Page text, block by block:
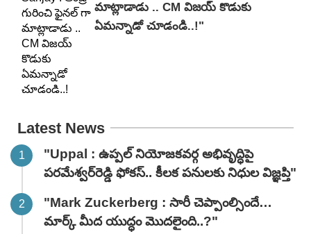
మాట్లాడాడు .. CM విజయ్ కొడుకు
ఏమన్నాడో చూడండి..!"
Latest News
"Uppal : ఉప్పల్ నియోజకవర్గ అభివృద్ధిపై
పరమేశ్వర్‌రెడ్డి ఫోకస్.. కీలక పనులకు నిధుల విజ్ఞప్తి"
"Mark Zuckerberg : సారీ చెప్పాంల్సిందే…
మార్క్ మీద యుద్ధం మొదలైంది..?"